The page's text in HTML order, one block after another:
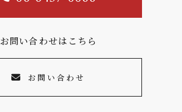
お問い合わせはこちら
お問い合わせ